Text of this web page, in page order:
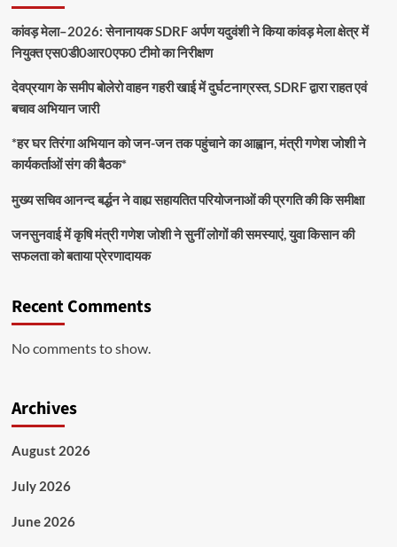
कांवड़ मेला–2026: सेनानायक SDRF अर्पण यदुवंशी ने किया कांवड़ मेला क्षेत्र में
नियुक्त एस0डी0आर0एफ0 टीमो का निरीक्षण
देवप्रयाग के समीप बोलेरो वाहन गहरी खाई में दुर्घटनाग्रस्त, SDRF द्वारा राहत एवं
बचाव अभियान जारी
*हर घर तिरंगा अभियान को जन-जन तक पहुंचाने का आह्वान, मंत्री गणेश जोशी ने
कार्यकर्ताओं संग की बैठक*
मुख्य सचिव आनन्द बर्द्धन ने वाह्य सहायतित परियोजनाओं की प्रगति की कि समीक्षा
जनसुनवाई में कृषि मंत्री गणेश जोशी ने सुनीं लोगों की समस्याएं, युवा किसान की
सफलता को बताया प्रेरणादायक
Recent Comments
No comments to show.
Archives
August 2026
July 2026
June 2026